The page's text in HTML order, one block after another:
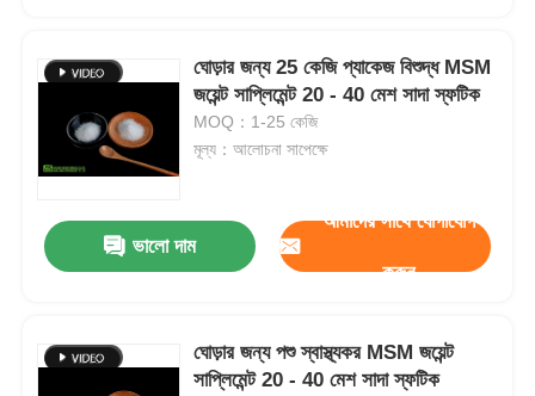
ঘোড়ার জন্য 25 কেজি প্যাকেজ বিশুদ্ধ MSM
জয়েন্ট সাপ্লিমেন্ট 20 - 40 মেশ সাদা স্ফটিক
MOQ：1-25 কেজি
মূল্য：আলোচনা সাপেক্ষে
ভালো দাম
আমাদের সাথে যোগাযোগ
করুন
ঘোড়ার জন্য পশু স্বাস্থ্যকর MSM জয়েন্ট
সাপ্লিমেন্ট 20 - 40 মেশ সাদা স্ফটিক